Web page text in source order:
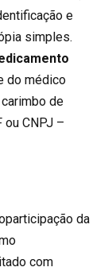
e
simples.
do médico
de
ou CNPJ –
da
com